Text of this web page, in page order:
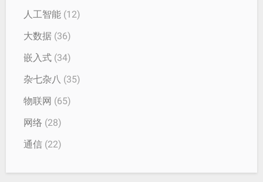
人工智能 (12)
大数据 (36)
嵌入式 (34)
杂七杂八 (35)
物联网 (65)
网络 (28)
通信 (22)